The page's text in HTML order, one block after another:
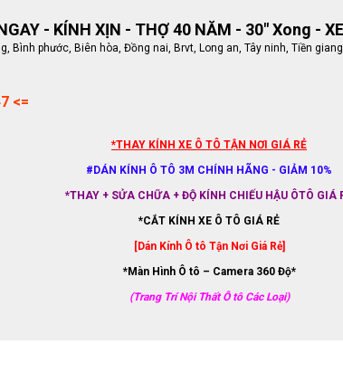
- KÍNH XỊN - THỢ 40 NĂM - 30" Xong -
Bình phước, Biên hòa, Đồng nai, Brvt, Long an, Tây ninh, Tiền
<=
*THAY KÍNH XE Ô TÔ TẬN NƠI GIÁ RẺ
#DÁN KÍNH Ô TÔ 3M CHÍNH HÃNG - GIẢM 10%
*THAY + SỬA CHỮA + ĐỘ KÍNH CHIẾU HẬU ÔTÔ GIÁ
*CẮT KÍNH XE Ô TÔ GIÁ RẺ
[Dán Kính Ô tô Tận Nơi Giá Rẻ]
*Màn Hình Ô tô – Camera 360 Độ*
(Trang Trí Nội Thất Ô tô Các Loại)